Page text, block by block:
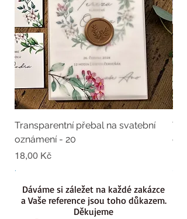
Transparentní přebal na svatební
oznámení - 20
Cena
18,00 Kč
.
Dáváme si záležet na každé zakázce
a Vaše reference jsou toho důkazem.
Děkujeme